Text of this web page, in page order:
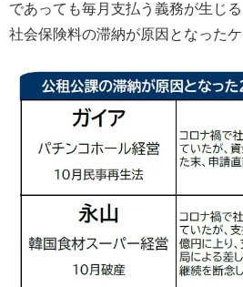
であっても毎月支払う義務が生じ
社会保険料の滞納が原因となったケ